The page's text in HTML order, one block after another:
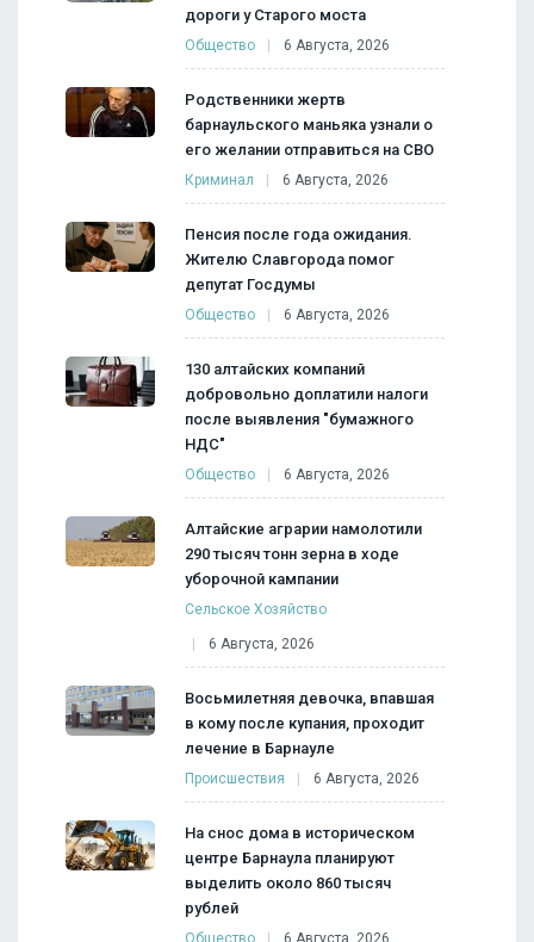
дороги у Старого моста
Общество 6 Августа, 2026
Родственники жертв
барнаульского маньяка узнали о
его желании отправиться на СВО
Криминал 6 Августа, 2026
Пенсия после года ожидания.
Жителю Славгорода помог
депутат Госдумы
Общество 6 Августа, 2026
130 алтайских компаний
добровольно доплатили налоги
после выявления "бумажного
НДС"
Общество 6 Августа, 2026
Алтайские аграрии намолотили
290 тысяч тонн зерна в ходе
уборочной кампании
Сельское Хозяйство
6 Августа, 2026
Восьмилетняя девочка, впавшая
в кому после купания, проходит
лечение в Барнауле
Происшествия 6 Августа, 2026
На снос дома в историческом
центре Барнаула планируют
выделить около 860 тысяч
рублей
Общество 6 Августа, 2026